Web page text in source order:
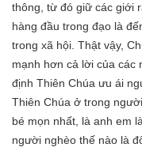
thông, từ đó giữ các giới
hàng đầu trong đạo là
trong xã hội. Thật vậy,
mạnh hơn cả lời của các
định Thiên Chúa ưu ái
Thiên Chúa ở trong
bé mọn nhất, là anh em
người nghèo thế nào là